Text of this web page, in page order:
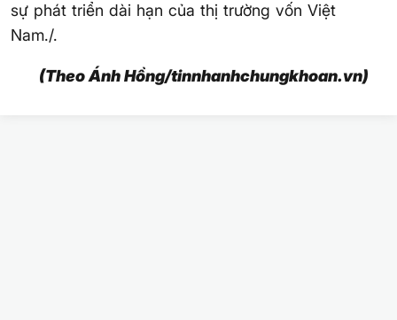
sự phát triển dài hạn của thị trường vốn Việt
Nam./.
(Theo Ánh Hồng/tinnhanhchungkhoan.vn)